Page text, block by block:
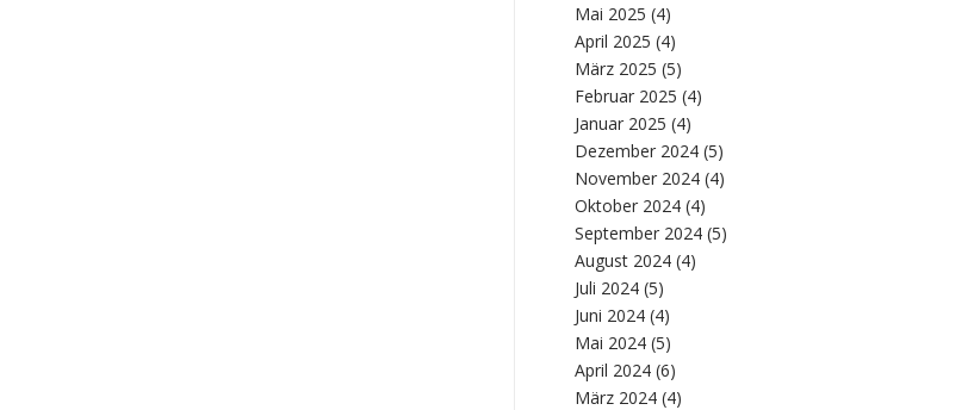
Mai 2025 (4)
April 2025 (4)
März 2025 (5)
Februar 2025 (4)
Januar 2025 (4)
Dezember 2024 (5)
November 2024 (4)
Oktober 2024 (4)
September 2024 (5)
August 2024 (4)
Juli 2024 (5)
Juni 2024 (4)
Mai 2024 (5)
April 2024 (6)
März 2024 (4)